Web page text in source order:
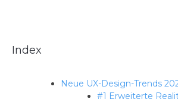
Index
Neue UX-Design-Trends
#1 Erweiterte